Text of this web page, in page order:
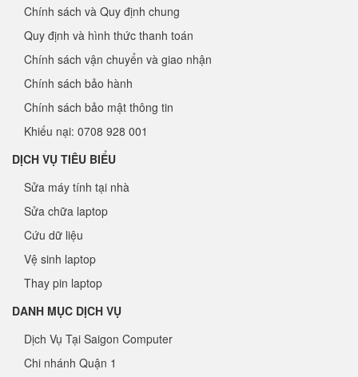
Chính sách và Quy định chung
Quy định và hình thức thanh toán
Chính sách vận chuyển và giao nhận
Chính sách bảo hành
Chính sách bảo mật thông tin
Khiếu nại: 0708 928 001
DỊCH VỤ TIÊU BIỂU
Sửa máy tính tại nhà
Sửa chữa laptop
Cứu dữ liệu
Vệ sinh laptop
Thay pin laptop
DANH MỤC DỊCH VỤ
Dịch Vụ Tại Saigon Computer
Chi nhánh Quận 1